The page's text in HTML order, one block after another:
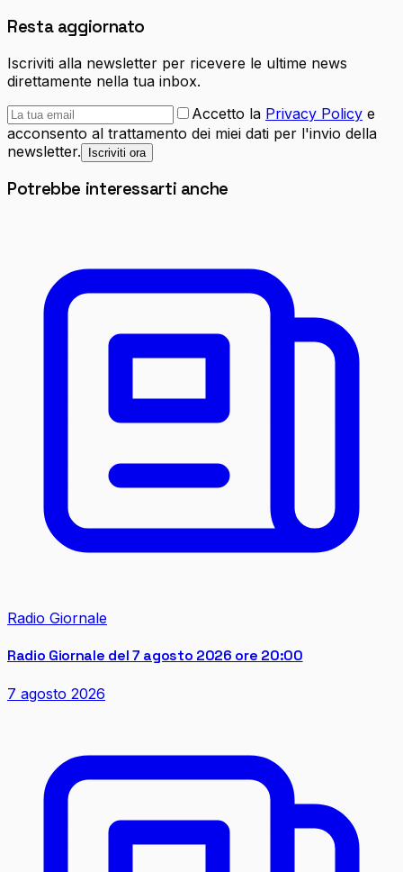
Resta aggiornato
Iscriviti alla newsletter per ricevere le ultime news
direttamente nella tua inbox.
Accetto la Privacy Policy e
acconsento al trattamento dei miei dati per l'invio della
newsletter.
Iscriviti ora
Potrebbe interessarti anche
Radio Giornale
Radio Giornale del 7 agosto 2026 ore 20:00
7 agosto 2026